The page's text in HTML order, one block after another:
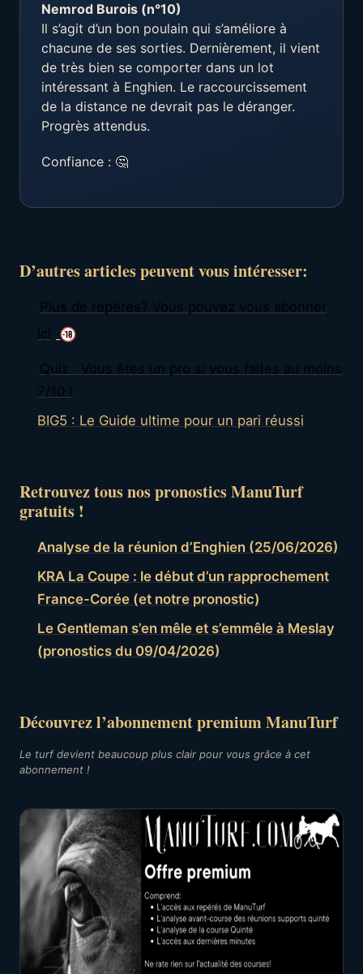
Nemrod Burois (n°10)
Il s’agit d’un bon poulain qui s’améliore à
chacune de ses sorties. Dernièrement, il vient
de très bien se comporter dans un lot
intéressant à Enghien. Le raccourcissement
de la distance ne devrait pas le déranger.
Progrès attendus.
Confiance : 🤔
D’autres articles peuvent vous intéresser:
Plus de repérés? Vous pouvez vous abonner
ici
Quiz : Vous êtes un pro si vous faites au moins
7/10 !
BIG5 : Le Guide ultime pour un pari réussi
Retrouvez tous nos pronostics ManuTurf
gratuits !
Analyse de la réunion d’Enghien (25/06/2026)
KRA La Coupe : le début d’un rapprochement
France-Corée (et notre pronostic)
Le Gentleman s’en mêle et s’emmêle à Meslay
(pronostics du 09/04/2026)
Découvrez l’abonnement premium ManuTurf
Le turf devient beaucoup plus clair pour vous grâce à cet
abonnement !